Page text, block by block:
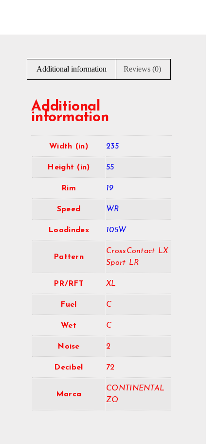
Additional information Reviews (0)
Additional
information
Width (in) 235
Height (in) 55
Rim 19
Speed WR
Loadindex 105W
Pattern
CrossContact LX
Sport LR
PR/RFT XL
Fuel C
Wet C
Noise 2
Decibel 72
Marca
CONTINENTAL
ZO